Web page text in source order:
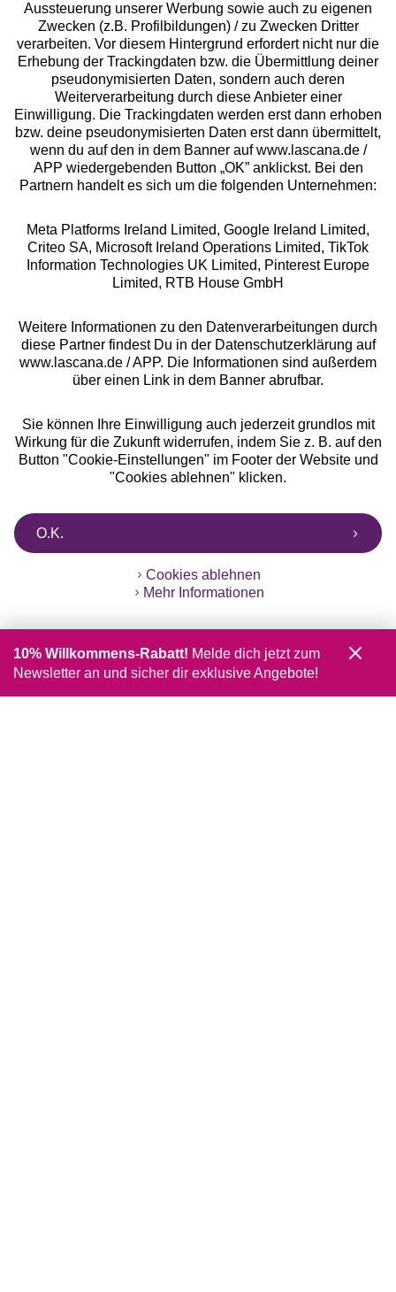
Beratung
Über uns
Rechtliches
Alle Preise inkl. MwSt., zzgl.
Versandkosten
** Bonität vorausgesetzt, berechtigt zur Bonitätsprüfung
Aussteuerung unserer Werbung sowie auch zu eigenen
Zwecken (z.B. Profilbildungen) / zu Zwecken Dritter
verarbeiten. Vor diesem Hintergrund erfordert nicht nur die
Erhebung der Trackingdaten bzw. die Übermittlung deiner
pseudonymisierten Daten, sondern auch deren
Weiterverarbeitung durch diese Anbieter einer
Einwilligung. Die Trackingdaten werden erst dann erhoben
bzw. deine pseudonymisierten Daten erst dann übermittelt,
wenn du auf den in dem Banner auf www.lascana.de /
APP wiedergebenden Button „OK” anklickst. Bei den
Partnern handelt es sich um die folgenden Unternehmen:
Meta Platforms Ireland Limited, Google Ireland Limited,
Criteo SA, Microsoft Ireland Operations Limited, TikTok
Information Technologies UK Limited, Pinterest Europe
Limited, RTB House GmbH
Weitere Informationen zu den Datenverarbeitungen durch
diese Partner findest Du in der Datenschutzerklärung auf
www.lascana.de / APP. Die Informationen sind außerdem
über einen Link in dem Banner abrufbar.
Sie können Ihre Einwilligung auch jederzeit grundlos mit
Wirkung für die Zukunft widerrufen, indem Sie z. B. auf den
Button "Cookie-Einstellungen" im Footer der Website und
"Cookies ablehnen" klicken.
O.K.
Cookies ablehnen
Mehr Informationen
10% Willkommens-Rabatt! Melde dich jetzt zum
Newsletter an und sicher dir exklusive Angebote!